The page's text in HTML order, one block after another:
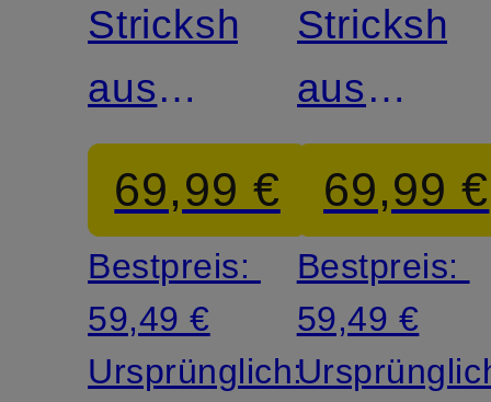
Strickshirt
aus
Leinen
69,99 €
Bestpreis:
59,49 €
Ursprünglich:
Strickshirt
aus
Leinen
69,99 €
Bestpreis:
59,49 €